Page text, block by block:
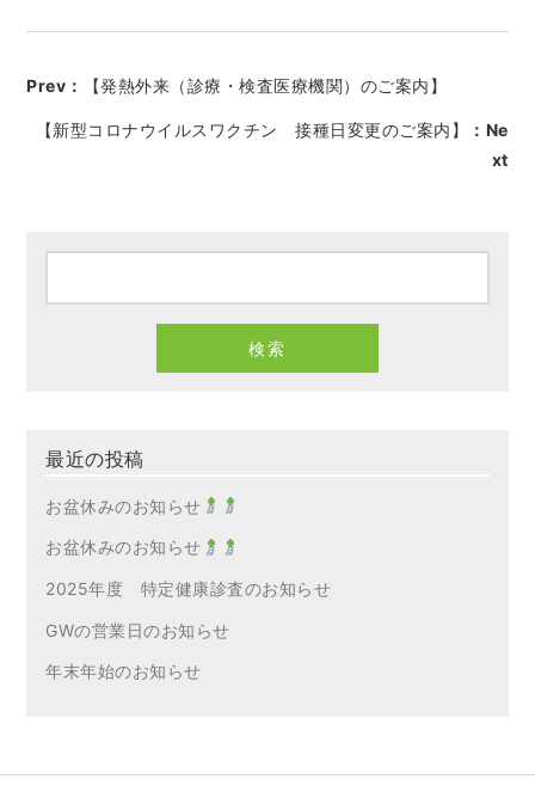
Prev： 【発熱外来（診療・検査医療機関）のご案内】
【新型コロナウイルスワクチン 接種日変更のご案内】
：Ne
xt
最近の投稿
お盆休みのお知らせ
お盆休みのお知らせ
2025年度 特定健康診査のお知らせ
GWの営業日のお知らせ
年末年始のお知らせ